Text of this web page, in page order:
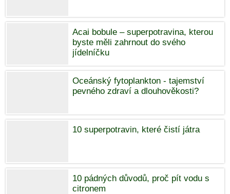
Acai bobule – superpotravina, kterou
byste měli zahrnout do svého
jídelníčku
Oceánský fytoplankton - tajemství
pevného zdraví a dlouhověkosti?
10 superpotravin, které čistí játra
10 pádných důvodů, proč pít vodu s
citronem